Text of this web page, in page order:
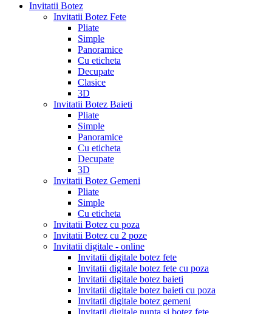
Invitatii Botez
Invitatii Botez Fete
Pliate
Simple
Panoramice
Cu eticheta
Decupate
Clasice
3D
Invitatii Botez Baieti
Pliate
Simple
Panoramice
Cu eticheta
Decupate
3D
Invitatii Botez Gemeni
Pliate
Simple
Cu eticheta
Invitatii Botez cu poza
Invitatii Botez cu 2 poze
Invitatii digitale - online
Invitatii digitale botez fete
Invitatii digitale botez fete cu poza
Invitatii digitale botez baieti
Invitatii digitale botez baieti cu poza
Invitatii digitale botez gemeni
Invitatii digitale nunta si botez fete